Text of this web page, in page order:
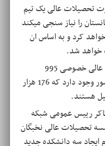
تحصیلات عالی یک تیم
را نیاز سنجی میکند
کرد و به اساس ان
خواهد شد.
در حال حاضر 130 نهاد تحصیلات عالی خصوصی 995
دیپارتمنت و 431 دانشکده در کشور وجود دارد که 176 هزار
هستند.
رییس عمومی شبکه
تحصیلات عالی نخبگان
سه دانشکده جدید